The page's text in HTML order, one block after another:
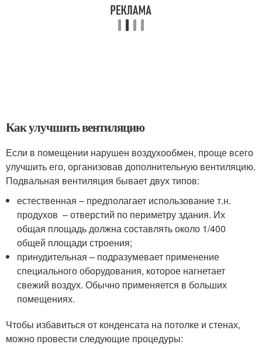
Как улучшить вентиляцию
Если в помещении нарушен воздухообмен, проще всего
улучшить его, организовав дополнительную вентиляцию.
Подвальная вентиляция бывает двух типов:
естественная – предполагает использование т.н.
продухов – отверстий по периметру здания. Их
общая площадь должна составлять около 1/400
общей площади строения;
принудительная – подразумевает применение
специального оборудования, которое нагнетает
свежий воздух. Обычно применяется в больших
помещениях.
Чтобы избавиться от конденсата на потолке и стенах,
можно провести следующие процедуры: